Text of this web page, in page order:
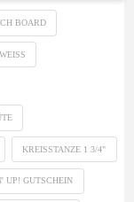
BOARD
KREISSTANZE 1 3/4"
UP! GUTSCHEIN